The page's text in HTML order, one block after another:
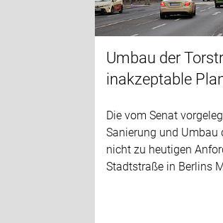
Umbau der
inakzeptable
Die vom Senat
Sanierung und Umbau
nicht zu heutigen
Stadtstraße in Berlins